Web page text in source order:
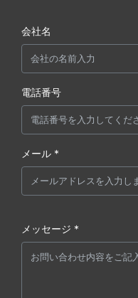
会社名
電話番号
メール *
メッセージ *